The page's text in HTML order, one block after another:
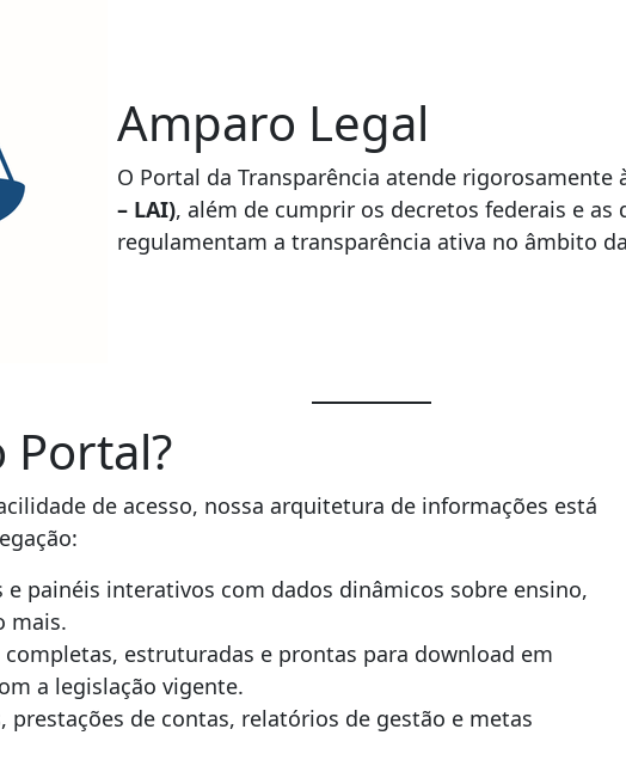
Amparo Legal
O Portal da Transparência atende rigorosamente
– LAI), além de cumprir os decretos federais e
regulamentam a transparência ativa no âmbito
Portal?
de acesso, nossa arquitetura de informações está
e painéis interativos com dados dinâmicos sobre ensino,
mais.
completas, estruturadas e prontas para download em
a legislação vigente.
prestações de contas, relatórios de gestão e metas